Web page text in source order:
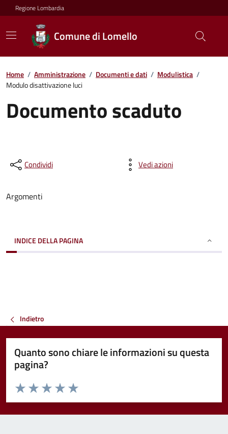
Regione Lombardia
Comune di Lomello
Home / Amministrazione / Documenti e dati / Modulistica /
Modulo disattivazione luci
Documento scaduto
Condividi Vedi azioni
Argomenti
INDICE DELLA PAGINA
Indietro
Quanto sono chiare le informazioni su questa
pagina?
Valuta da 1 a 5 stelle la pagina
Valuta 5 stelle su 5
Valuta 4 stelle su 5
Valuta 3 stelle su 5
Valuta 2 stelle su 5
Valuta 1 stelle su 5